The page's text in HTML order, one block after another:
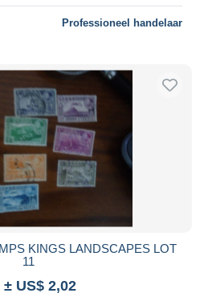
Professioneel handelaar
KINGS LANDSCAPES LOT
11
± US$ 2,02